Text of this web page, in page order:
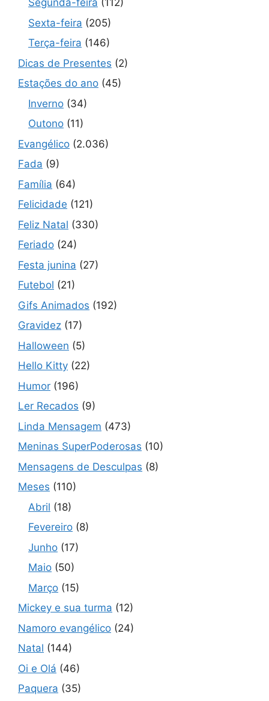
Segunda-feira (112)
Sexta-feira (205)
Terça-feira (146)
Dicas de Presentes (2)
Estações do ano (45)
Inverno (34)
Outono (11)
Evangélico (2.036)
Fada (9)
Família (64)
Felicidade (121)
Feliz Natal (330)
Feriado (24)
Festa junina (27)
Futebol (21)
Gifs Animados (192)
Gravidez (17)
Halloween (5)
Hello Kitty (22)
Humor (196)
Ler Recados (9)
Linda Mensagem (473)
Meninas SuperPoderosas (10)
Mensagens de Desculpas (8)
Meses (110)
Abril (18)
Fevereiro (8)
Junho (17)
Maio (50)
Março (15)
Mickey e sua turma (12)
Namoro evangélico (24)
Natal (144)
Oi e Olá (46)
Paquera (35)